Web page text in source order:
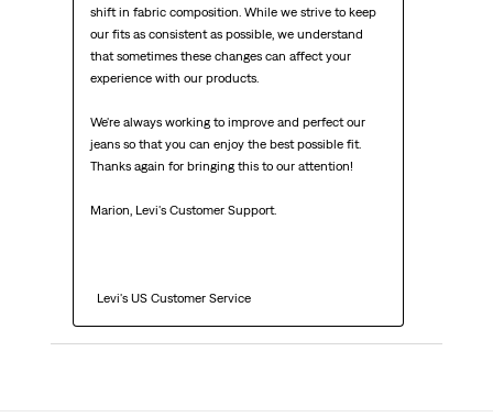
shift in fabric composition. While we strive to keep
our fits as consistent as possible, we understand
that sometimes these changes can affect your
experience with our products.
We're always working to improve and perfect our
jeans so that you can enjoy the best possible fit.
Thanks again for bringing this to our attention!
Marion, Levi's Customer Support.
  Levi's US Customer Service